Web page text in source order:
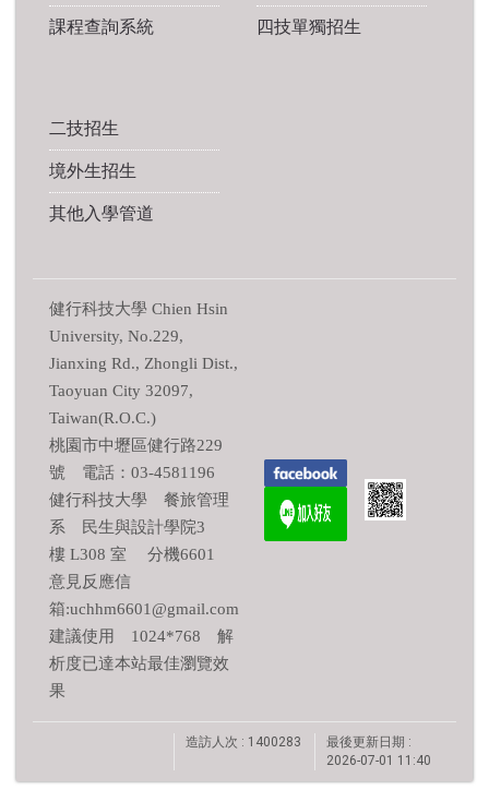
課程查詢系統 四技單獨招生
二技招生
境外生招生
其他入學管道
健行科技大學 Chien Hsin
University, No.229,
Jianxing Rd., Zhongli Dist.,
Taoyuan City 32097,
Taiwan(R.O.C.)
桃園市中壢區健行路229
號 電話：03-4581196
健行科技大學 餐旅管理
系 民生與設計學院3
樓 L308 室 分機6601
意見反應信
箱:uchhm6601@gmail.com
建議使用 1024*768 解
析度已達本站最佳瀏覽效
果
造訪人次 : 1400283
最後更新日期 :
2026-07-01 11:40